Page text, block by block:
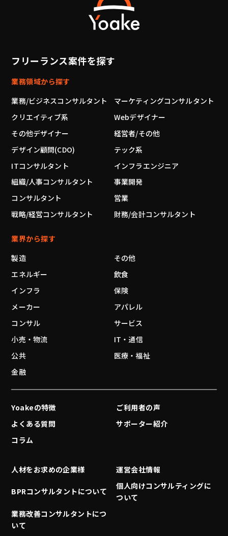
フリーランス案件を探す
業務領域から探す
業務/ビジネスコンサルタント
マーケティングコンサルタント
クリエイティブ系
Webデザイナー
その他デザイナー
経営者/その他
デザイン顧問(CDO)
テック系
ITコンサルタント
インフラエンジニア
組織/人事コンサルタント
事業開発
コンサルタント
営業
戦略/経営コンサルタント
財務/会計コンサルタント
業界から探す
製造
その他
エネルギー
飲食
インフラ
保険
メーカー
アパレル
コンサル
サービス
小売・物流
IT・通信
公共
医療・福祉
金融
Yoakeの特徴
ご利用者の声
よくある質問
サポーター紹介
コラム
人材をお求めの企業様 運営会社情報
BPRコンサルタントについて
個人向けコンサルティングに
ついて
業務改善コンサルタントにつ
いて